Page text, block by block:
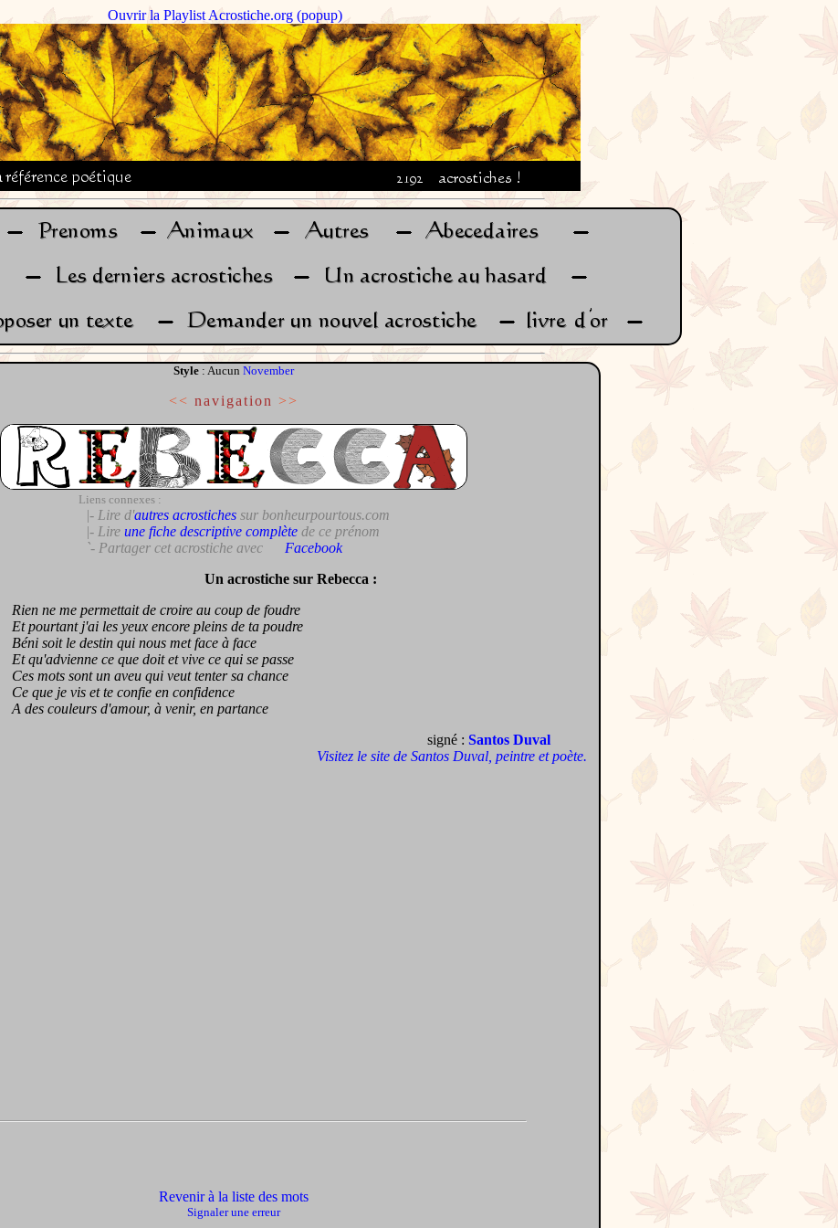
Ouvrir la Playlist Acrostiche.org (popup)
Style : Aucun November
<< navigation >>
Liens connexes :
|- Lire d'autres acrostichessur bonheurpourtous.com
|- Lire une fiche descriptive complètede ce prénom
`- Partager cet acrostiche avec
Facebook
Un acrostiche sur Rebecca :
Rien ne me permettait de croire au coup de foudre
Et pourtant j'ai les yeux encore pleins de ta poudre
Béni soit le destin qui nous met face à face
Et qu'advienne ce que doit et vive ce qui se passe
Ces mots sont un aveu qui veut tenter sa chance
Ce que je vis et te confie en confidence
A des couleurs d'amour, à venir, en partance
signé : Santos Duval
Visitez le site de Santos Duval, peintre et poète.
Revenir à la liste des mots
Signaler une erreur